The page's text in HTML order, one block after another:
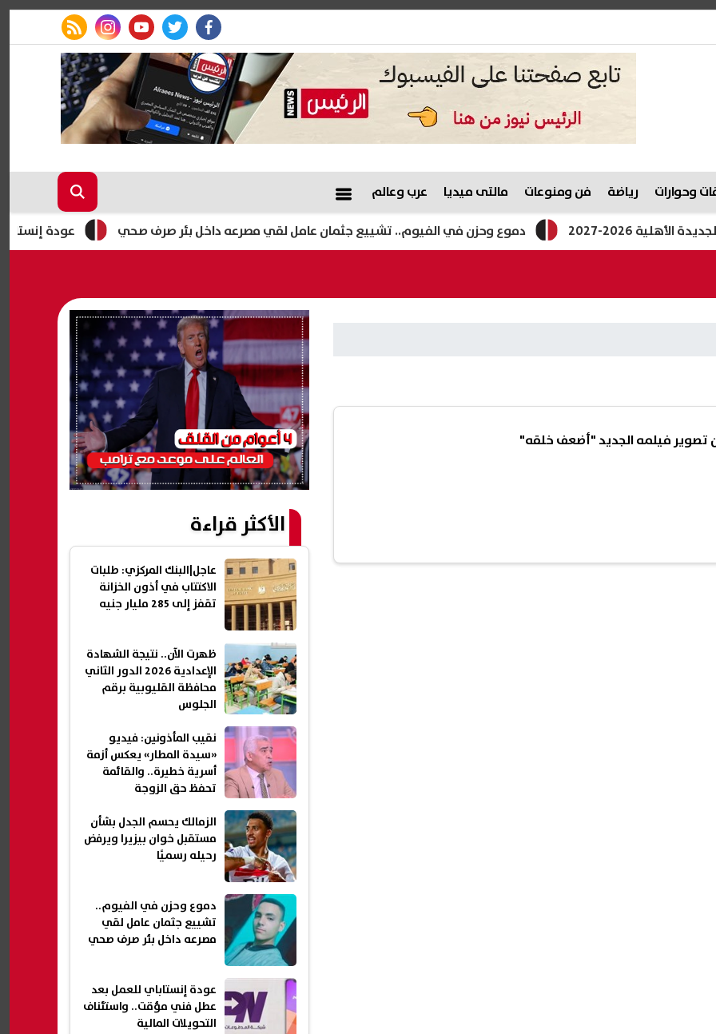
facebook
twitter
youtube
instagram
rss feed
وحوارات رياضة فن ومنوعات مالتى ميديا عرب وعالم
عودة إنستاباي دموع وحزن في الفيوم.. تشييع جثمان عامل لقي مصرعه داخل بئر صرف صحي 2027
فيلمه الجديد "أضعف خلقه"
الأكثر قراءة
عاجل|البنك المركزي: طلبات
الاكتتاب في أذون الخزانة
تقفز إلى 285 مليار جنيه
ظهرت الآن.. نتيجة الشهادة
الإعدادية 2026 الدور الثاني
محافظة القليوبية برقم
الجلوس
نقيب المأذونين: فيديو
«سيدة المطار» يعكس أزمة
أسرية خطيرة.. والقائمة
تحفظ حق الزوجة
الزمالك يحسم الجدل بشأن
مستقبل خوان بيزيرا ويرفض
رحيله رسميًا
دموع وحزن في الفيوم..
تشييع جثمان عامل لقي
مصرعه داخل بئر صرف صحي
عودة إنستاباي للعمل بعد
عطل فني مؤقت.. واستئناف
التحويلات المالية